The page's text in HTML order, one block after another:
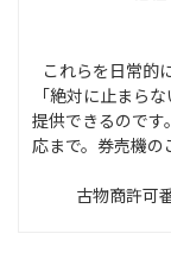
これらを日常的
「絶対に止まら
提供できるのです
応まで。券売機
古物商許可